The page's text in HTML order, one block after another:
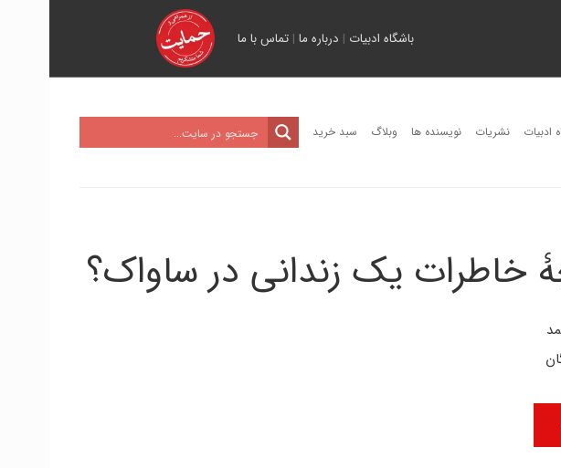
باشگاه ادبیات | درباره ما |تماس با ما
ادبیات نشریات نویسنده ها وبلاگ سبد خرید
خاطرات یک زندانی در ساواک؟